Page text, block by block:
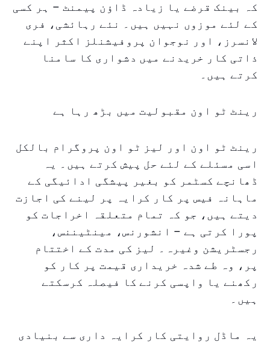
کہ بینک قرضے یا زیادہ ڈاؤن پیمنٹ – ہر کسی
کے لئے موزوں نہیں ہیں۔ نئے رہائشی، فری
لانسرز، اور نوجوان پروفیشنلز اکثر اپنے
ذاتی کار خریدنے میں دشواری کا سامنا
کرتے ہیں۔
رینٹ ٹو اون مقبولیت میں بڑھ رہا ہے
رینٹ ٹو اون اور لیز ٹو اون پروگرام بالکل
اسی مسئلے کے لئے حل پیش کرتے ہیں۔ یہ
ڈھانچے کسٹمر کو بغیر پیشگی ادائیگی کے
ماہانہ فیس پر کار کرایہ پر لینے کی اجازت
دیتے ہیں، جو کہ تمام متعلقہ اخراجات کو
پورا کرتی ہے – انشورنس، مینٹیننس،
رجسٹریشن وغیرہ۔ لیز کی مدت کے اختتام
پر، وہ طے شدہ خریداری قیمت پر کار کو
رکھنے یا واپسی کرنے کا فیصلہ کرسکتے
ہیں۔
یہ ماڈل روایتی کار کرایہ داری سے بنیادی